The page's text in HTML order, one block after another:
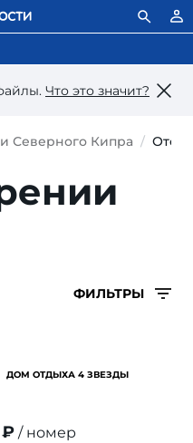
Что это значит?
Северного Кипра
ФИЛЬТРЫ
ДОМ ОТДЫХА 4 ЗВЕЗДЫ
₽
номер